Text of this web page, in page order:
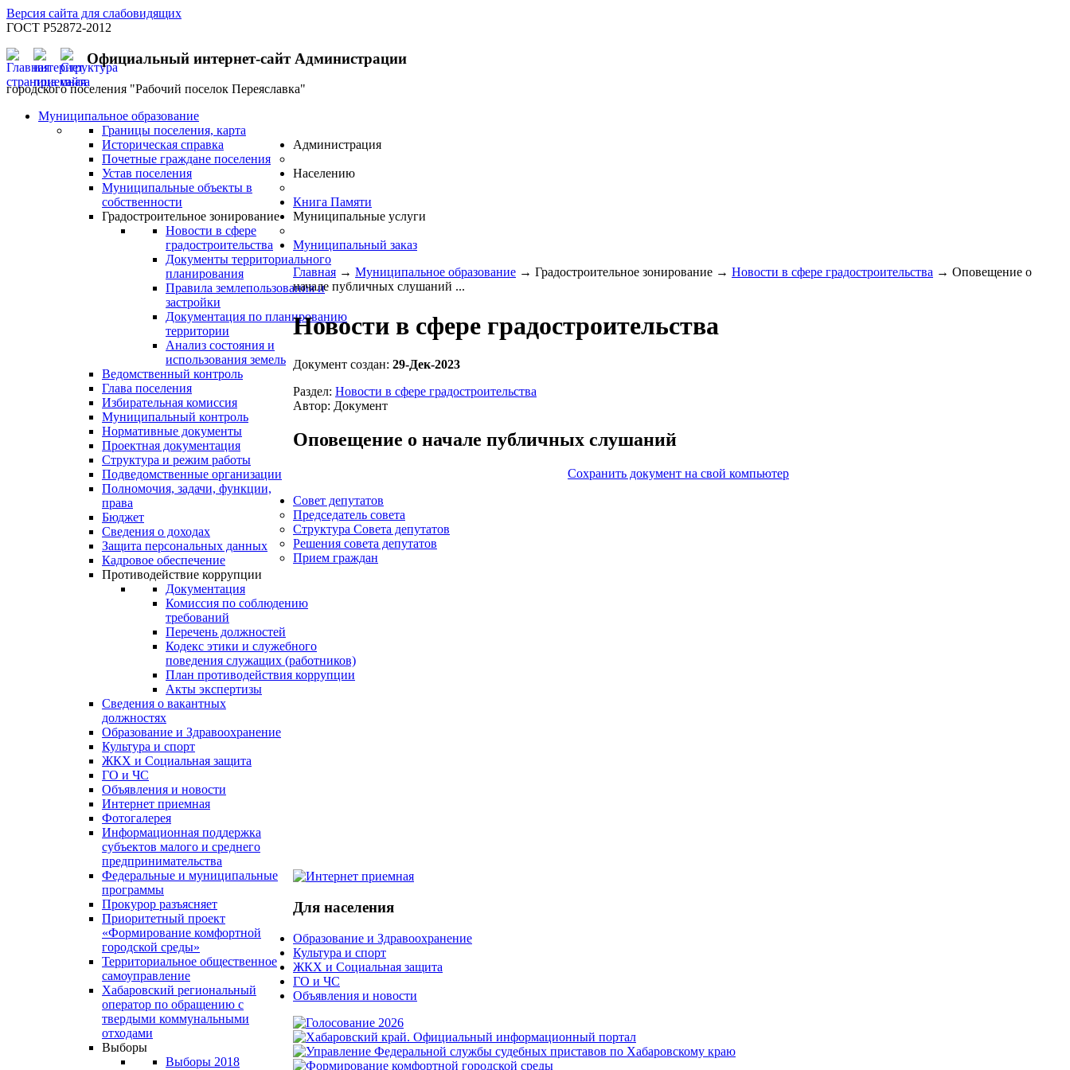
Версия сайта для слабовидящих
ГОСТ Р52872-2012
Официальный интернет-сайт Администрации
городского поселения "Рабочий поселок Переяславка"
Муниципальное образование
Границы поселения, карта
Историческая справка
Почетные граждане поселения
Устав поселения
Муниципальные объекты в
собственности
Градостроительное зонирование
Новости в сфере
градостроительства
Документы территориального
планирования
Правила землепользования и
застройки
Документация по планированию
территории
Анализ состояния и
использования земель
Ведомственный контроль
Глава поселения
Избирательная комиссия
Муниципальный контроль
Администрация
Нормативные документы
Проектная документация
Структура и режим работы
Подведомственные организации
Полномочия, задачи, функции,
права
Бюджет
Сведения о доходах
Защита персональных данных
Кадровое обеспечение
Противодействие коррупции
Документация
Комиссия по соблюдению
требований
Перечень должностей
Кодекс этики и служебного
поведения служащих (работников)
План противодействия коррупции
Акты экспертизы
Сведения о вакантных
должностях
Населению
Образование и Здравоохранение
Культура и спорт
ЖКХ и Социальная защита
ГО и ЧС
Объявления и новости
Интернет приемная
Фотогалерея
Информационная поддержка
субъектов малого и среднего
предпринимательства
Федеральные и муниципальные
программы
Прокурор разъясняет
Приоритетный проект
«Формирование комфортной
городской среды»
Территориальное общественное
самоуправление
Хабаровский региональный
оператор по обращению с
твердыми коммунальными
отходами
Выборы
Выборы 2018
Книга Памяти
Муниципальные услуги
Муниципальный заказ
Главная → Муниципальное образование → Градостроительное зонирование → Новости в сфере градостроительства → Оповещение о
начале публичных слушаний ...
Новости в сфере градостроительства
Документ создан: 29-Дек-2023
Раздел: Новости в сфере градостроительства
Автор: Документ
Оповещение о начале публичных слушаний
Сохранить документ на свой компьютер
Совет депутатов
Председатель совета
Структура Совета депутатов
Решения совета депутатов
Прием граждан
Для населения
Образование и Здравоохранение
Культура и спорт
ЖКХ и Социальная защита
ГО и ЧС
Объявления и новости